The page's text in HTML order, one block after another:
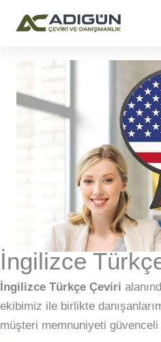
İngilizce
İngilizce Türkçe Çeviri
ekibimiz ile birlikte
müşteri memnuniyeti